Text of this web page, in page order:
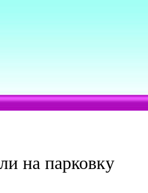
на парковку